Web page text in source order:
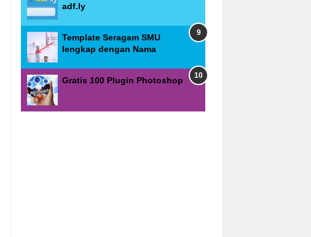
adf.ly
Template Seragam SMU
lengkap dengan Nama
Gratis 100 Plugin Photoshop